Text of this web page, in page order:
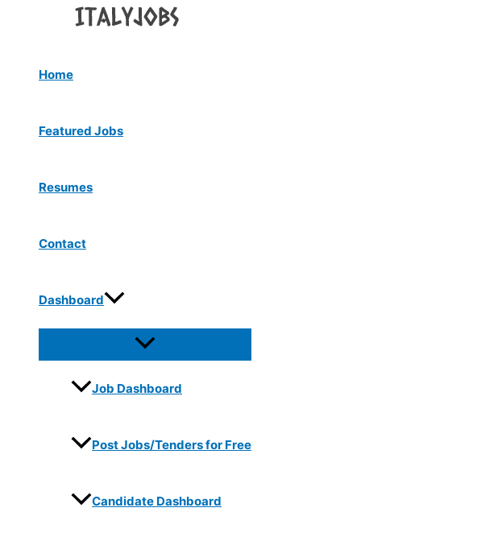
Home
Featured Jobs
Resumes
Contact
Dashboard
Menu
Toggle
Job Dashboard
Post Jobs/Tenders for Free
Candidate Dashboard